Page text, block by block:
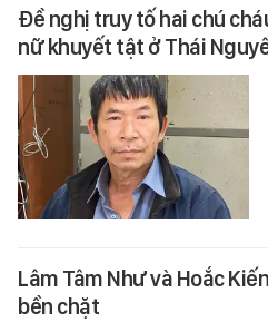
Đề nghị truy tố hai chú
nữ khuyết tật ở Thái
Lâm Tâm Như và Hoắc
bền chặt